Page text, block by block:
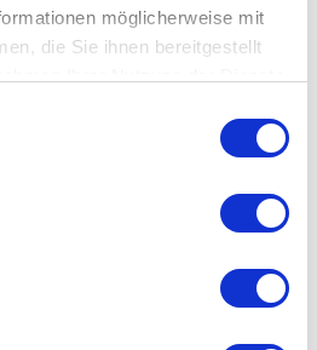
möglicherweise mit
die Sie ihnen bereitgestellt